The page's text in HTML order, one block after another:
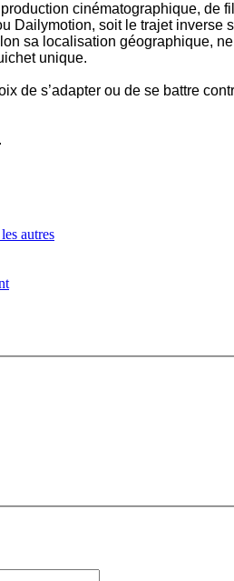
cinématographique,
Dailymotion, soit le trajet
sa localisation géographique,
unique.
de s’adapter ou de se battre
autres